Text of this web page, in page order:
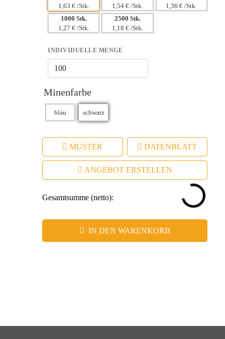
1,63 € /Stk.
1,54 € /Stk.
1,36 € /Stk.
1000 Stk.
1,27 € /Stk.
2500 Stk.
1,18 € /Stk.
INDIVIDUELLE MENGE
Minenfarbe
MUSTER DATENBLATT
ANGEBOT ERSTELLEN
Gesamtsumme (netto):
IN DEN WARENKORB